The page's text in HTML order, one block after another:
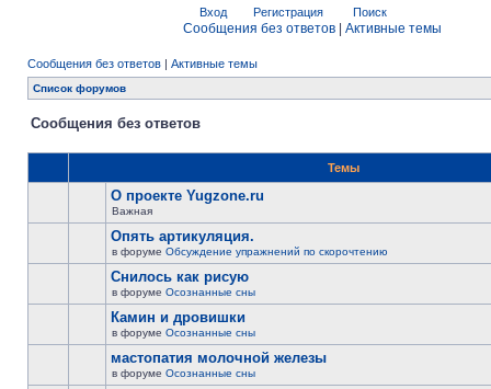
Вход Регистрация Поиск
Сообщения без ответов Активные темы
Сообщения без ответов | Активные темы
Список форумов
Сообщения без ответов
Темы
О проекте Yugzone.ru
Важная
Опять артикуляция.
в форуме Обсуждение упражнений по скорочтению
Снилось как рисую
в форуме Осознанные сны
Камин и дровишки
в форуме Осознанные сны
мастопатия молочной железы
в форуме Осознанные сны